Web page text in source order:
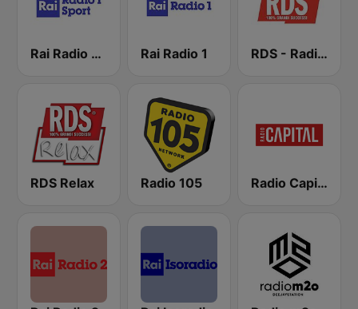
Rai Radio 1 Sport Rai Radio 1 RDS - Radio Dimensione Suono
RDS Relax Radio 105 Radio Capital